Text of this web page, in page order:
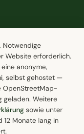
Notwendige
Website erforderlich.
anonyme,
selbst gehostet —
OpenStreetMap-
geladen. Weitere
sowie unter
12 Monate lang in